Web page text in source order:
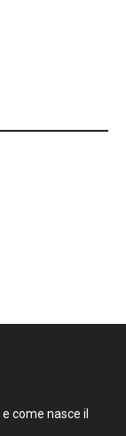
come nasce il